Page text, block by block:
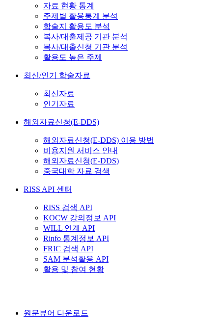
자료 현황 통계
주제별 활용통계 분석
학술지 활용도 분석
복사/대출제공 기관 분석
복사/대출신청 기관 분석
활용도 높은 주제
최신/인기 학술자료
최신자료
인기자료
해외자료신청(E-DDS)
해외자료신청(E-DDS) 이용 방법
비용지원 서비스 안내
해외자료신청(E-DDS)
중국대학 자료 검색
RISS API 센터
RISS 검색 API
KOCW 강의정보 API
WILL 연계 API
Rinfo 통계정보 API
FRIC 검색 API
SAM 분석활용 API
활용 및 참여 현황
원문뷰어 다운로드